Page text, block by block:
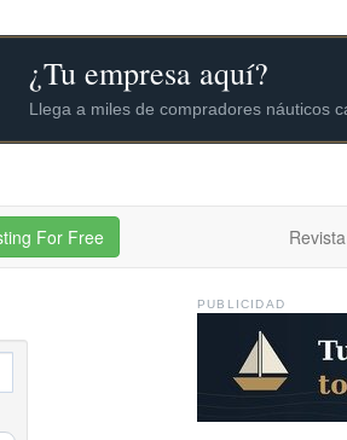
For Free Revista
PUBLICIDAD